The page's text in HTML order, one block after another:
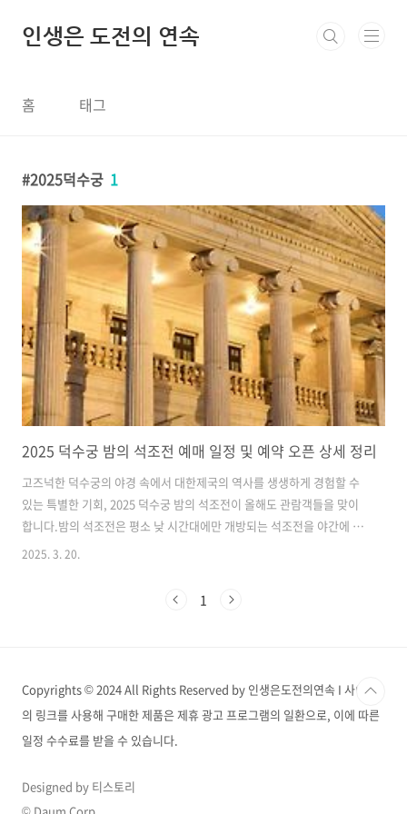
인생은 도전의 연속
홈 태그
2025덕수궁 1
2025 덕수궁 밤의 석조전 예매 일정 및 예약 오픈 상세 정리
고즈넉한 덕수궁의 야경 속에서 대한제국의 역사를 생생하게 경험할 수
있는 특별한 기회, 2025 덕수궁 밤의 석조전이 올해도 관람객들을 맞이
합니다.밤의 석조전은 평소 낮 시간대에만 개방되는 석조전을 야간에 특
별히 개방하여, 아름다운 조명 아래 더욱 빛나는 서양식 석조 건축과 함
람뿐 아니라, 황실 문화를 체험할 수 있는 다채로운 프로그램과 음악 공
일정으..
2025. 3. 20.
1
Copyrights © 2024 All Rights Reserved by 인생은도전의연속 I 사이트
의 링크를 사용해 구매한 제품은 제휴 광고 프로그램의 일환으로, 이에 따른
일정 수수료를 받을 수 있습니다.
Designed by 티스토리